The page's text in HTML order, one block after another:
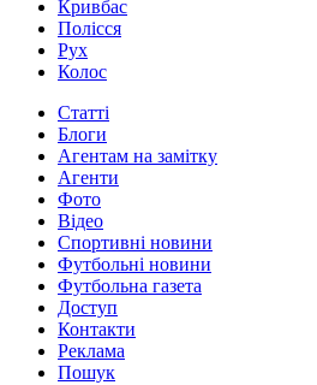
Кривбас
Полісся
Рух
Колос
Статті
Блоги
Агентам на замітку
Агенти
Фото
Відео
Спортивні новини
Футбольні новини
Футбольна газета
Доступ
Контакти
Реклама
Пошук